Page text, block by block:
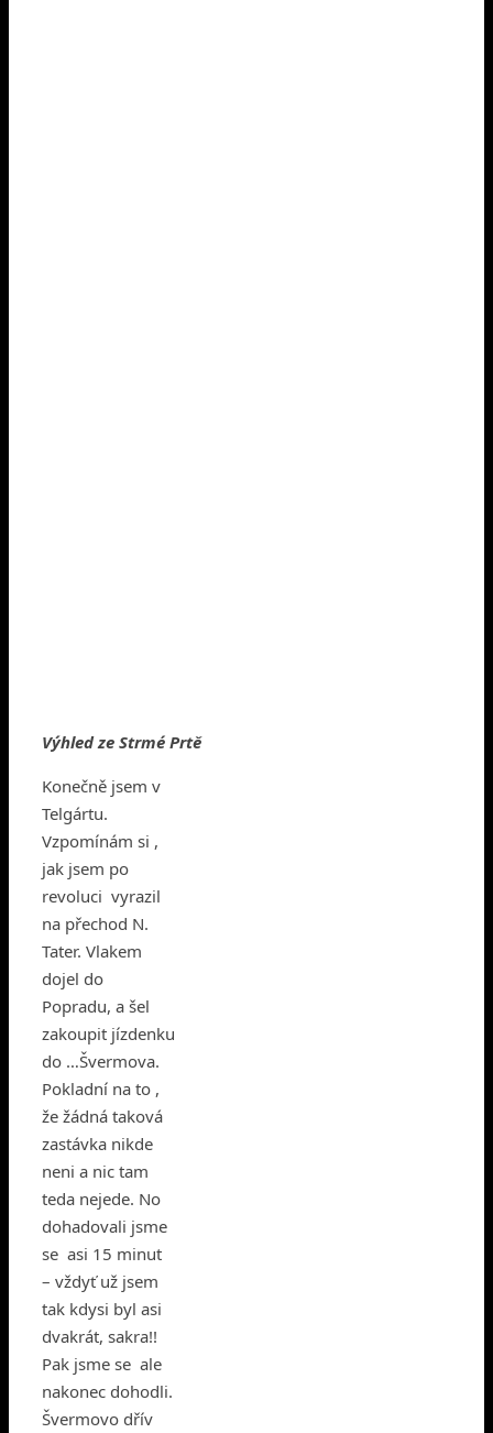
Výhled ze Strmé Prtě
Konečně jsem v
Telgártu.
Vzpomínám si ,
jak jsem po
revoluci vyrazil
na přechod N.
Tater. Vlakem
dojel do
Popradu, a šel
zakoupit jízdenku
do …Švermova.
Pokladní na to ,
že žádná taková
zastávka nikde
neni a nic tam
teda nejede. No
dohadovali jsme
se asi 15 minut
– vždyť už jsem
tak kdysi byl asi
dvakrát, sakra!!
Pak jsme se ale
nakonec dohodli.
Švermovo dřív